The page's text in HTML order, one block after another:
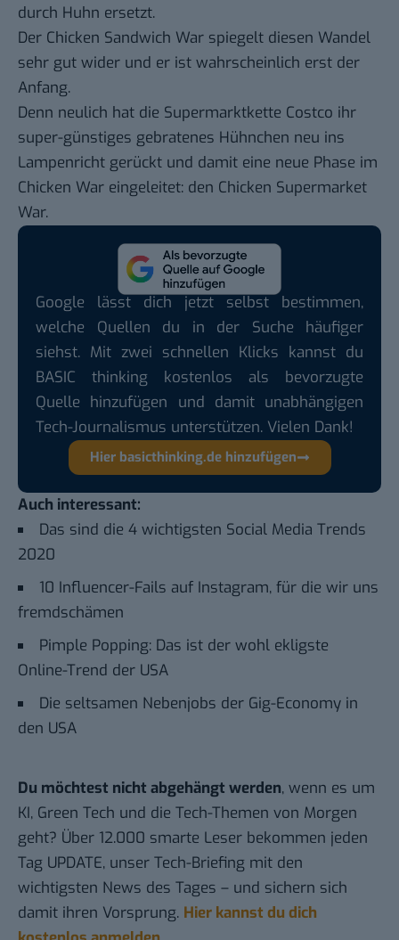
durch Huhn ersetzt.
Der Chicken Sandwich War spiegelt diesen Wandel
sehr gut wider und er ist wahrscheinlich erst der
Anfang.
Denn neulich hat die Supermarktkette Costco ihr
super-günstiges gebratenes Hühnchen neu ins
Lampenricht gerückt und damit eine neue Phase im
Chicken War eingeleitet: den Chicken Supermarket
War.
Google lässt dich jetzt selbst bestimmen,
welche Quellen du in der Suche häufiger
siehst. Mit zwei schnellen Klicks kannst du
BASIC thinking kostenlos als bevorzugte
Quelle hinzufügen und damit unabhängigen
Tech-Journalismus unterstützen. Vielen Dank!
Hier basicthinking.de hinzufügen
Auch interessant:
Das sind die 4 wichtigsten Social Media Trends
2020
10 Influencer-Fails auf Instagram, für die wir uns
fremdschämen
Pimple Popping: Das ist der wohl ekligste
Online-Trend der USA
Die seltsamen Nebenjobs der Gig-Economy in
den USA
Du möchtest nicht abgehängt werden, wenn es um
KI, Green Tech und die Tech-Themen von Morgen
geht? Über 12.000 smarte Leser bekommen jeden
Tag UPDATE, unser Tech-Briefing mit den
wichtigsten News des Tages – und sichern sich
damit ihren Vorsprung. Hier kannst du dich